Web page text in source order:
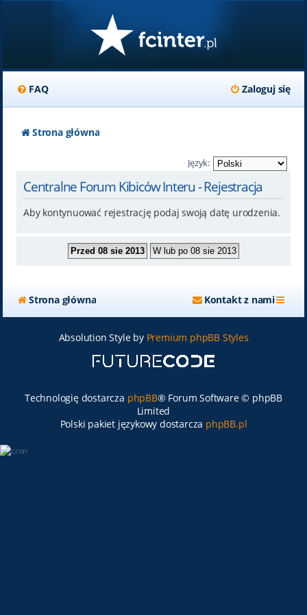
FAQ Zaloguj się
Strona główna
Język:
Centralne Forum Kibiców Interu - Rejestracja
Aby kontynuować rejestrację podaj swoją datę urodzenia.
Strona główna Kontakt z nami
Absolution Style by Premium phpBB Styles
Technologię dostarcza phpBB® Forum Software © phpBB
Limited
Polski pakiet językowy dostarcza phpBB.pl